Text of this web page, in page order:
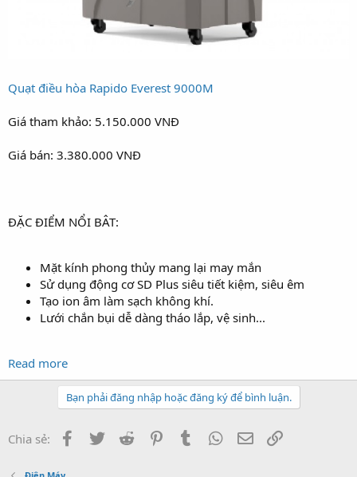
Quạt điều hòa Rapido Everest 9000M
Giá tham khảo: 5.150.000 VNĐ
Giá bán: 3.380.000 VNĐ
ĐẶC ĐIỂM NỔI BÂT:
Mặt kính phong thủy mang lại may mắn
Sử dụng động cơ SD Plus siêu tiết kiệm, siêu êm
Tạo ion âm làm sạch không khí.
Lưới chắn bụi dễ dàng tháo lắp, vệ sinh...
Read more
Bạn phải đăng nhập hoặc đăng ký để bình luận.
Chia sẻ: Facebook
Twitter Reddit PinterestTumblr WhatsApp
Email